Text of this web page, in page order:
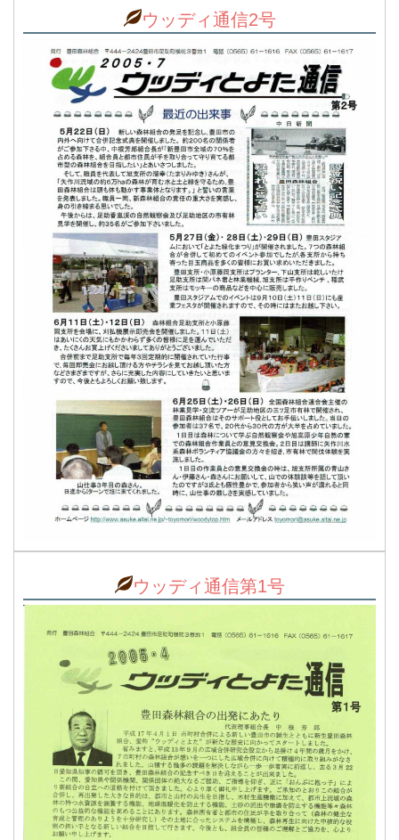
ウッディ通信2号
ウッディ通信第1号